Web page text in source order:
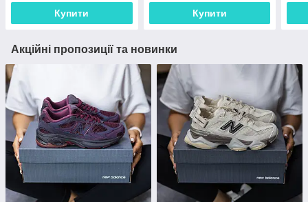
Купити Купити
Акційні пропозиції та новинки